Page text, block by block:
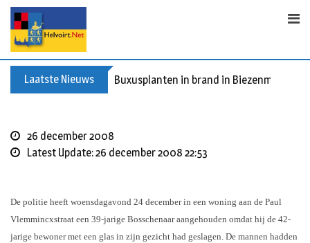
Skip
content
Laatste Nieuws Buxusplanten in brand in Biezenmortel,
26 december 2008
Latest Update: 26 december 2008 22:53
De politie heeft woensdagavond 24 december in een woning aan de Paul
Vlemmincxstraat een 39-jarige Bosschenaar aangehouden omdat hij de 42-
jarige bewoner met een glas in zijn gezicht had geslagen. De mannen hadden